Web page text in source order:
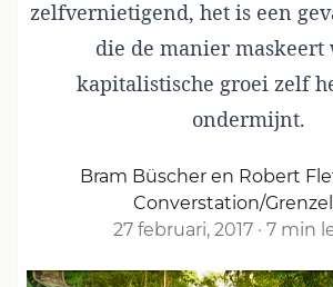
zelfvernietigend, het is een
die de manier maskeert
kapitalistische groei zelf
ondermijnt.
Bram Büscher en Robert
Converstation/
27 februari, 2017 · 7 min